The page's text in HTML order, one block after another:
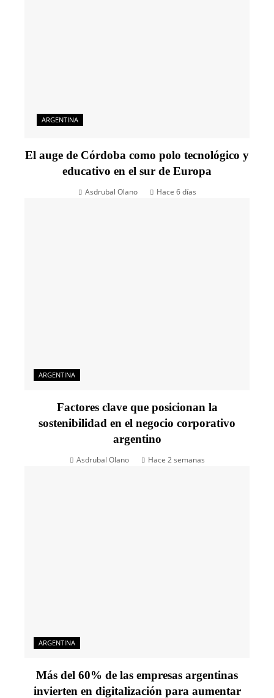
ARGENTINA
El auge de Córdoba como polo tecnológico y
educativo en el sur de Europa
Asdrubal Olano Hace 6 días
ARGENTINA
Factores clave que posicionan la
sostenibilidad en el negocio corporativo
argentino
Asdrubal Olano Hace 2 semanas
ARGENTINA
Más del 60% de las empresas argentinas
invierten en digitalización para aumentar